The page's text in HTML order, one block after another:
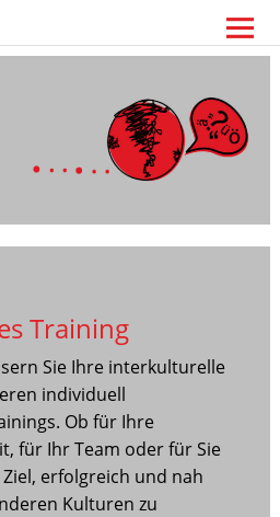
Training
Sie Ihre interkulturelle
individuell
Ob für Ihre
für Ihr Team oder für Sie
erfolgreich und nah
Kulturen zu